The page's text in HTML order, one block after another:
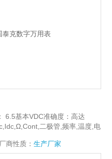
6.5基本VDC准确度：高达
二极管,频率,温度,电
厂商性质： 生产厂家